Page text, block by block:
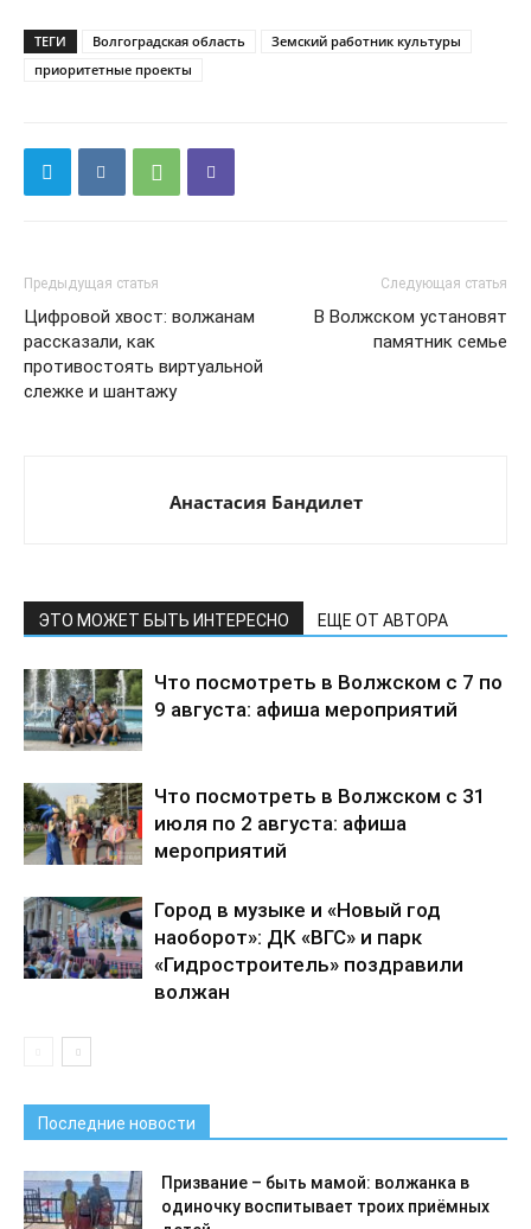
ТЕГИ Волгоградская область
Земский работник культуры
приоритетные проекты
Предыдущая статья
Цифровой хвост: волжанам
рассказали, как
противостоять виртуальной
слежке и шантажу
Следующая статья
В Волжском установят
памятник семье
Анастасия Бандилет
ЭТО МОЖЕТ БЫТЬ ИНТЕРЕСНО ЕЩЕ ОТ АВТОРА
Что посмотреть в Волжском с 7 по
9 августа: афиша мероприятий
Что посмотреть в Волжском с 31
июля по 2 августа: афиша
мероприятий
Город в музыке и «Новый год
наоборот»: ДК «ВГС» и парк
«Гидростроитель» поздравили
волжан
Последние новости
Призвание – быть мамой: волжанка в
одиночку воспитывает троих приёмных